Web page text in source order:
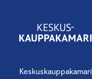
Keskuskauppakamari